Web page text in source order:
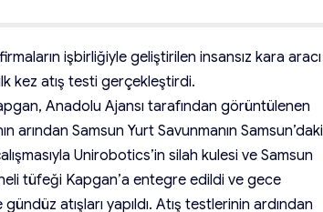
işbirliğiyle geliştirilen insansız kara aracı
kez atış testi gerçekleştirdi.
Anadolu Ajansı tarafından görüntülenen
arından Samsun Yurt Savunmanın Samsun’daki
Unirobotics’in silah kulesi ve Samsun
tüfeği Kapgan’a entegre edildi ve gece
atışları yapıldı. Atış testlerinin ardından